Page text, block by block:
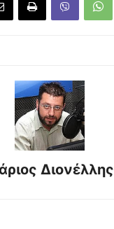
Διονέλλης